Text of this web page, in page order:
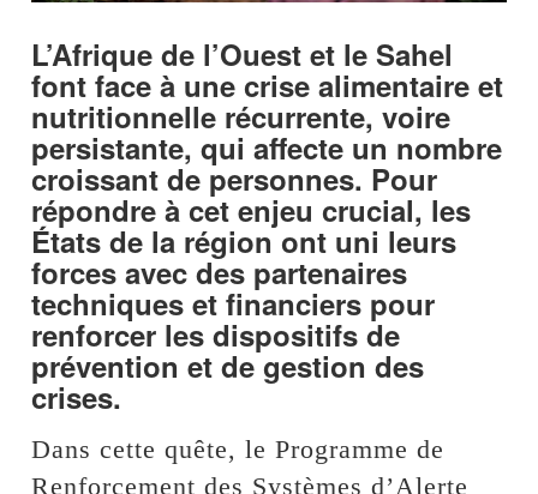
L’Afrique de l’Ouest et le Sahel
font face à une crise alimentaire et
nutritionnelle récurrente, voire
persistante, qui affecte un nombre
croissant de personnes. Pour
répondre à cet enjeu crucial, les
États de la région ont uni leurs
forces avec des partenaires
techniques et financiers pour
renforcer les dispositifs de
prévention et de gestion des
crises.
Dans cette quête, le Programme de
Renforcement des Systèmes d’Alerte